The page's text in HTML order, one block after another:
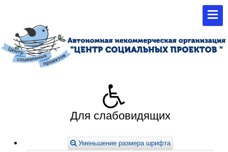
Для слабовидящих
Уменьшение размера шрифта